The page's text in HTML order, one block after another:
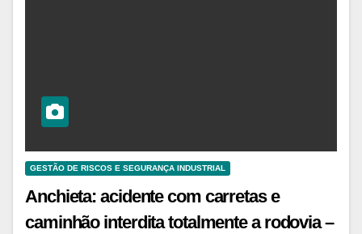
GESTÃO DE RISCOS E SEGURANÇA INDUSTRIAL
Anchieta: acidente com carretas e
caminhão interdita totalmente a rodovia –